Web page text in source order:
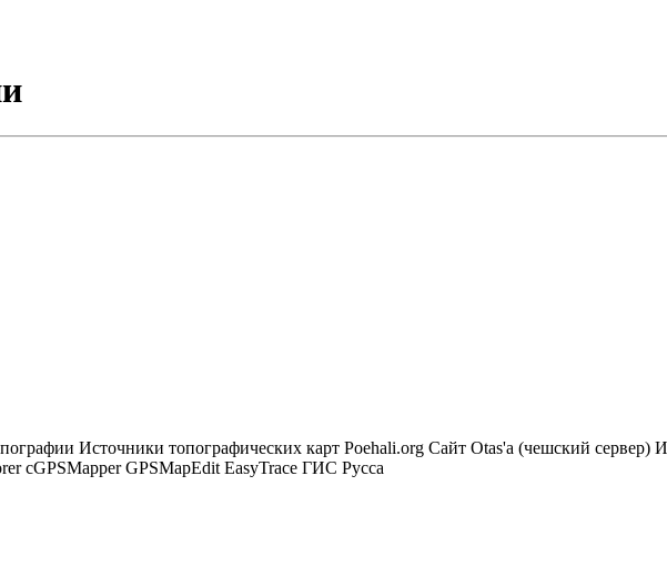
Источники топографических карт Poehali.org Сайт Otas'а (чешский
cGPSMapper GPSMapEdit EasyTrace ГИС Русса